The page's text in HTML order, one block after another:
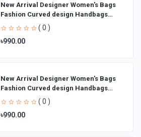
New Arrival Designer Women′s Bags
Fashion Curved design Handbags
Shoulder Bag La
( 0 )
৳990.00
New Arrival Designer Women′s Bags
Fashion Curved design Handbags
Shoulder Bag La
( 0 )
৳990.00